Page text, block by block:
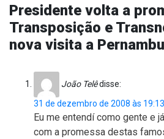
Presidente volta a
Transposição e
nova visita a
João Telêdisse:
31 de dezembro de 2008 às 19:13
Eu me entendí como gente e
com a promessa destas